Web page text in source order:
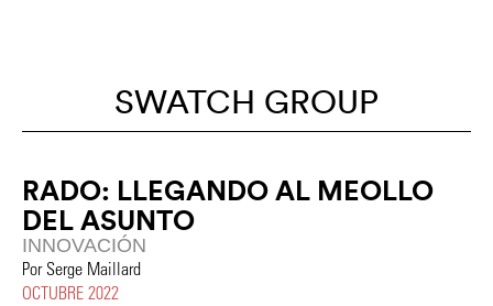
SWATCH GROUP
RADO: LLEGANDO AL MEOLLO
DEL ASUNTO
INNOVACIÓN
Por Serge Maillard
OCTUBRE 2022